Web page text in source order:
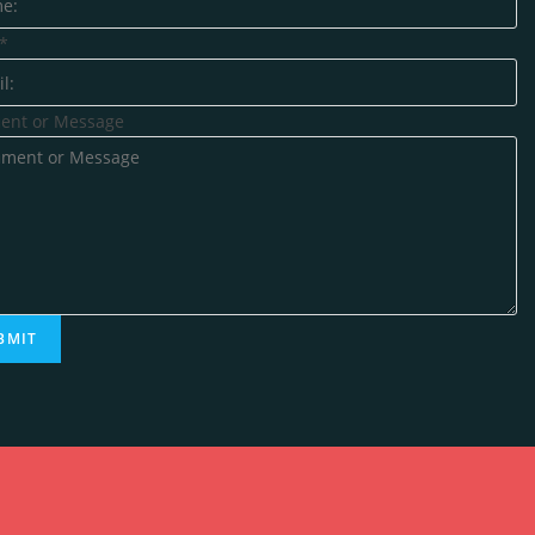
*
or Message